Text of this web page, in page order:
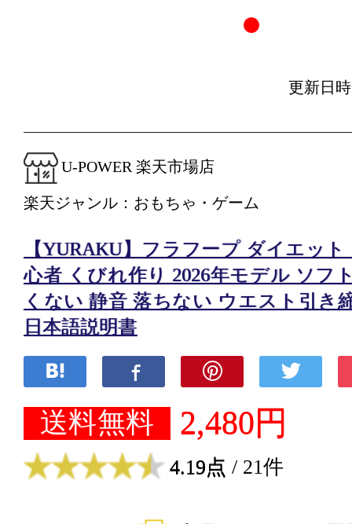
更新日
U-POWER 楽天市場店
楽天ジャンル：おもちゃ・ゲーム
【YURAKU】フラフープ ダイエット
心者 くびれ作り 2026年モデル ソフ
くない 静音 落ちない ウエスト引き
日本語説明書
送料無料 2,480円
4.19点 / 21件